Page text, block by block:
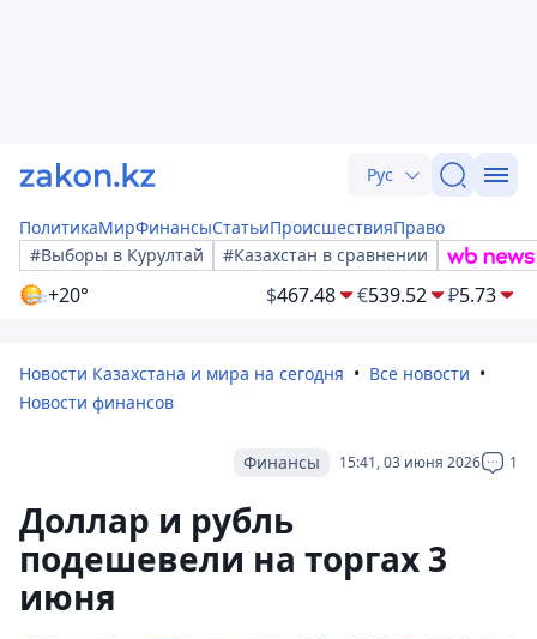
Рус
ПолитикаМирФинансыСтатьиПроисшествияПраво
#Выборы в Курултай
#Казахстан в сравнении
+20° $467.48 €539.52 ₽5.73
Новости Казахстана и мира на сегодня
Все новости
Новости финансов
15:41, 03 июня 2026 1
Финансы
Доллар и рубль
подешевели на торгах 3
июня